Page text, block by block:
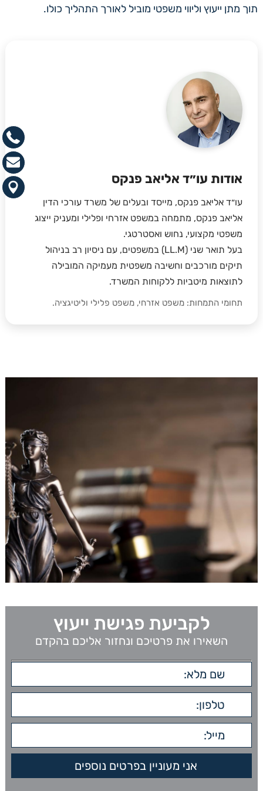
תוך מתן ייעוץ וליווי משפטי מוביל לאורך התהליך כולו.
אודות עו״ד אליאב פנקס
עו״ד אליאב פנקס, מייסד ובעלים של משרד עורכי הדין
אליאב פנקס, מתמחה במשפט אזרחי ופלילי ומעניק ייצוג
משפטי מקצועי, נחוש ואסטרטגי.
בעל תואר שני (LL.M) במשפטים, עם ניסיון רב בניהול
תיקים מורכבים וחשיבה משפטית מעמיקה המובילה
לתוצאות מיטביות ללקוחות המשרד.
תחומי התמחות: משפט אזרחי, משפט פלילי וליטיגציה.
לקביעת פגישת ייעוץ
השאירו את פרטיכם ונחזור אליכם בהקדם